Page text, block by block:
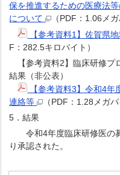
保を推進するための医療法
について
（PDF：1.06メガ
【参考資料1】佐賀県
F：282.5キロバイト）
【参考資料2】臨床研修プ
結果（非公表）
【参考資料3】令和4年
連絡等
（PDF：1.28メガバ
5．結果
令和4年度臨床研修医の
り承認された。